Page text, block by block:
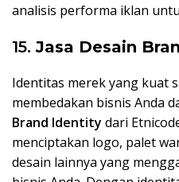
analisis performa iklan
15.Jasa Desain
Identitas merek yang kuat
membedakan bisnis Anda
Brand Identity dari
menciptakan logo, palet
desain lainnya yang